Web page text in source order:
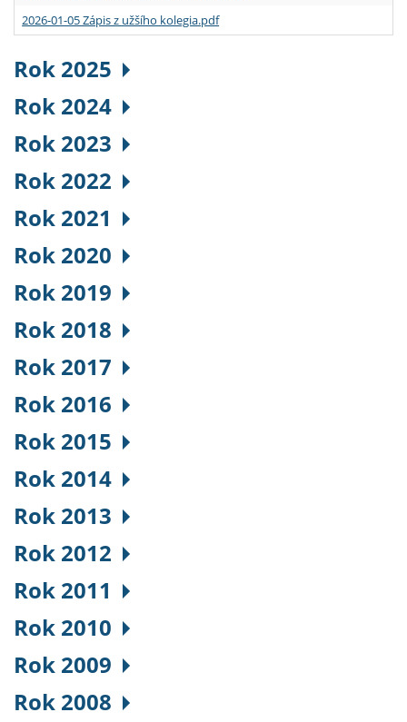
2026-01-05 Zápis z užšího kolegia.pdf
Rok 2025
Rok 2024
Rok 2023
Rok 2022
Rok 2021
Rok 2020
Rok 2019
Rok 2018
Rok 2017
Rok 2016
Rok 2015
Rok 2014
Rok 2013
Rok 2012
Rok 2011
Rok 2010
Rok 2009
Rok 2008